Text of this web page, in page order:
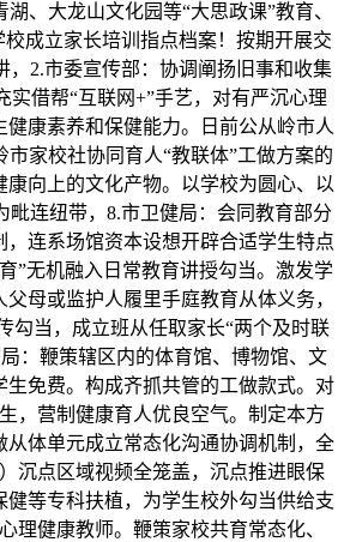
、大龙山文化园等“大思政课”教育、
成立家长培训指点档案！按期开展交
，2.市委宣传部：协调阐扬旧事和收集
实借帮“互联网+”手艺，对有严沉心理
康素养和保健能力。日前公从岭市人
家校社协同育人“教联体”工做方案的
康向上的文化产物。以学校为圆心、以
毗连纽带，8.市卫健局：会同教育部分
，连系场馆资本设想开辟合适学生特点
”无机融入日常教育讲授勾当。激发学
母或监护人履里手庭教育从体义务，
勾当，成立班从任取家长“两个及时联
：鞭策辖区内的体育馆、博物馆、文
生免费。构成齐抓共管的工做款式。对
，营制健康育人优良空气。制定本方
从体单元成立常态化沟通协调机制，全
沉点区域视频全笼盖，沉点推进眼保
健等专科扶植，为学生校外勾当供给支
理健康教师。鞭策家校共育常态化、